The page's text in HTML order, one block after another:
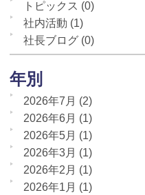
トピックス (0)
社内活動 (1)
社長ブログ (0)
年別
2026年7月 (2)
2026年6月 (1)
2026年5月 (1)
2026年3月 (1)
2026年2月 (1)
2026年1月 (1)